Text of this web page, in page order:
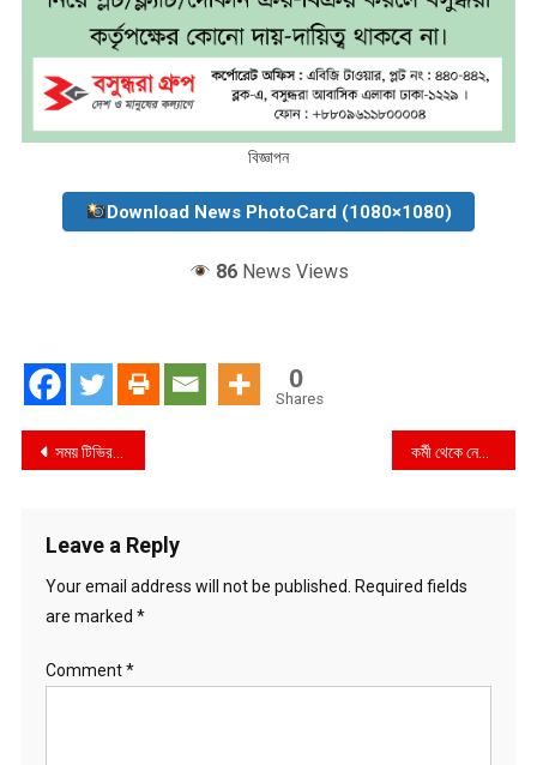
বিজ্ঞাপন
Download News PhotoCard (1080×1080)
86News Views
0
Shares
Post
সময় টিভির বার্তা প্রধানকে পুলিশি হয়রানির প্রতিবাদে প্রতিবাদ সভা অনুষ্ঠিত কর্মী থেকে নেতা মোসলেম উদ্দিন নেতৃত্বের প্রতি অবিচল আনুগত্যের দৃষ্টান্ত-তথ্যমন্ত্রী
Leave a Reply
Your email address will not be published. Required fields
are marked *
Comment*